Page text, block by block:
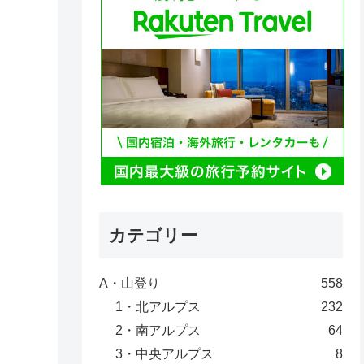
カテゴリー
A・山登り
558
1・北アルプス
232
2・南アルプス
64
3・中央アルプス
8